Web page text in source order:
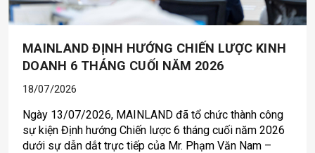
MAINLAND ĐỊNH HƯỚNG CHIẾN LƯỢC KINH
DOANH 6 THÁNG CUỐI NĂM 2026
18/07/2026
Ngày 13/07/2026, MAINLAND đã tổ chức thành công
sự kiện Định hướng Chiến lược 6 tháng cuối năm 2026
dưới sự dẫn dắt trực tiếp của Mr. Phạm Văn Nam –